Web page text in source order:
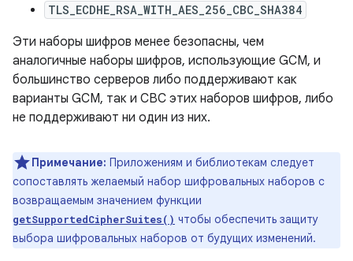
TLS_ECDHE_RSA_WITH_AES_256_CBC_SHA384
Эти наборы шифров менее безопасны, чем
аналогичные наборы шифров, использующие GCM, и
большинство серверов либо поддерживают как
варианты GCM, так и CBC этих наборов шифров, либо
не поддерживают ни один из них.
Примечание: Приложениям и библиотекам следует
сопоставлять желаемый набор шифровальных наборов с
возвращаемым значением функции
getSupportedCipherSuites() чтобы обеспечить защиту
выбора шифровальных наборов от будущих изменений.